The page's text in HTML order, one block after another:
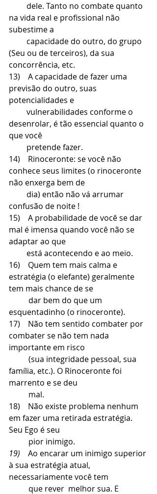
na vida real e profissional não
subestime a
(Seu ou de terceiros), da sua
concorrência, etc.
13)    A capacidade de fazer uma
previsão do outro, suas
potencialidades e
desenrolar, é tão essencial quanto o
que você
         pretende fazer.
14)    Rinoceronte: se você não
conhece seus limites (o rinoceronte
não enxerga bem de
confusão de noite !
15)    A probabilidade de você se dar
mal é imensa quando você não se
adaptar ao que
         está acontecendo e ao meio.
16)    Quem tem mais calma e
estratégia (o elefante) geralmente
tem mais chance de se
esquentadinho (o rinoceronte).
17)    Não tem sentido combater por
combater se não tem nada
importante em risco
família, etc.). O Rinoceronte foi
marrento e se deu
          mal.
18)    Não existe problema nenhum
em fazer uma retirada estratégia.
Seu Ego é seu
          pior inimigo.
19) Ao encarar um inimigo superior
à sua estratégia atual,
necessariamente você tem